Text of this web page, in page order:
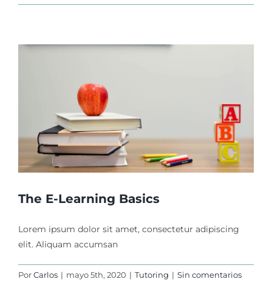
The E-Learning Basics
Lorem ipsum dolor sit amet, consectetur adipiscing
elit. Aliquam accumsan
PorCarlos | mayo 5th, 2020 | Tutoring | Sin comentarios